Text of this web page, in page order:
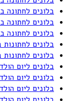
בלונים לחתונה
בלונים לחתונה
בלונים לחתונה
בלונים לחתונות
בלונים לחתונות
בלונים ליום
בלונים ליום הולדת
בלונים ליום הולדת